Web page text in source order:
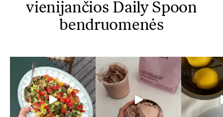
vienijančios Daily Spoon
bendruomenės